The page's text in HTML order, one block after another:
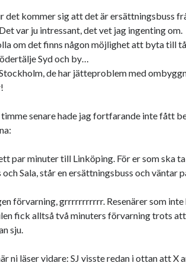
det kommer sig att det är ersättningsbuss
var ju intressant, det vet jag ingenting om.
om det finns någon möjlighet att byta till
Syd och by…
de har jätteproblem med
timme senare hade jag fortfarande inte fått
par minuter till Linköping. För er som ska
Sala, står en ersättningsbuss och väntar
förvarning, grrrrrrrrrrr. Resenärer som
fick alltså två minuters förvarning trots
sju.
ni läser vidare: SJ visste redan i ottan att X